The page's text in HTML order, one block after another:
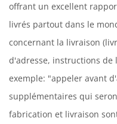
offrant un excellent
livrés partout dans le
concernant la livraison
d'adresse, instructions de
exemple: "appeler avant
supplémentaires qui
fabrication et livraison